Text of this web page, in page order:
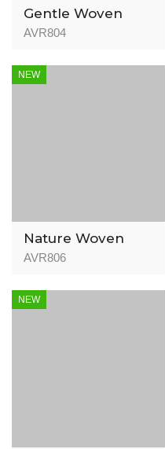
Gentle Woven
8mm
AVR804
NEW
Nature Woven
8mm
AVR806
NEW